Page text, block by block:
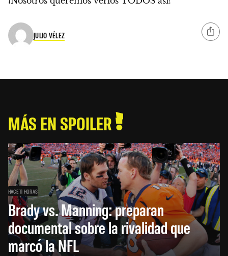
JULIO VÉLEZ
MÁS EN SPOILER
HACE 11 HORAS
Brady vs. Manning: preparan
documental sobre la rivalidad que
marcó la NFL